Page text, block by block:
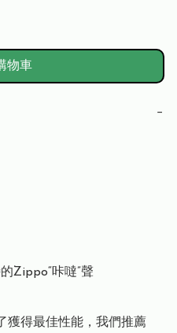
物車
−
Zippo“咔噠”聲
獲得最佳性能，我們推薦